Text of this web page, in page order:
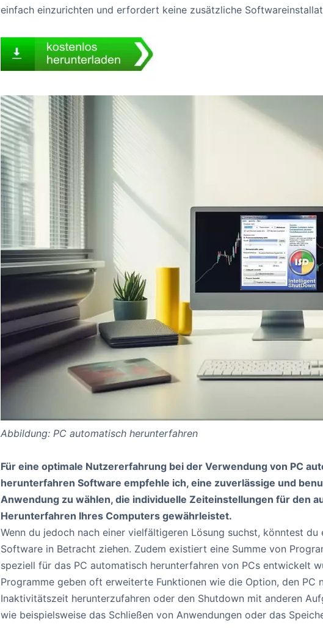
einfach einzurichten und erfordert keine zusätzliche
Abbildung: PC automatisch herunterfahren
Für eine optimale Nutzererfahrung bei der Verwendung von PC
herunterfahren Software empfehle ich, eine zuverlässige und
Anwendung zu wählen, die individuelle Zeiteinstellungen für den
Herunterfahren Ihres Computers gewährleistet.
Wenn du jedoch nach einer vielfältigeren Lösung suchst, könntest
Software in Betracht ziehen. Zudem existiert eine Summe von
speziell für das PC automatisch herunterfahren von PCs entwickelt
Programme geben oft erweiterte Funktionen wie die Option, den PC
Inaktivitätszeit herunterzufahren oder den Shutdown mit anderen
wie beispielsweise das Schließen von Anwendungen oder das